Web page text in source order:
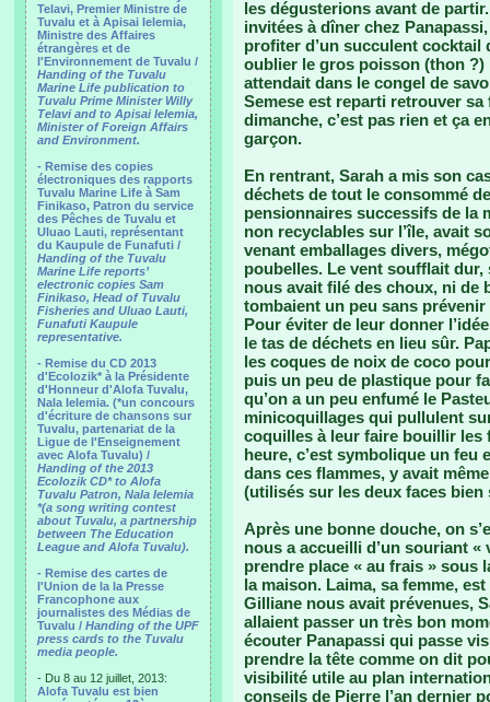
Telavi, Premier Ministre de
Tuvalu et à Apisai Ielemia,
Ministre des Affaires
étrangères et de
l'Environnement de Tuvalu /
Handing of the Tuvalu
Marine Life publication to
Tuvalu Prime Minister Willy
Telavi and to Apisai Ielemia,
Minister of Foreign Affairs
and Environment.
- Remise des copies
électroniques des rapports
Tuvalu Marine Life à Sam
Finikaso, Patron du service
des Pêches de Tuvalu et
Uluao Lauti, représentant
du Kaupule de Funafuti /
Handing of the Tuvalu
Marine Life reports’
electronic copies Sam
Finikaso, Head of Tuvalu
Fisheries and Uluao Lauti,
Funafuti Kaupule
representative.
- Remise du CD 2013
d'Ecolozik* à la Présidente
d'Honneur d'Alofa Tuvalu,
Nala Ielemia. (*un concours
d'écriture de chansons sur
Tuvalu, partenariat de la
Ligue de l'Enseignement
avec Alofa Tuvalu) /
Handing of the 2013
Ecolozik CD* to Alofa
Tuvalu Patron, Nala Ielemia
*(a song writing contest
about Tuvalu, a partnership
between The Education
League and Alofa Tuvalu).
- Remise des cartes de
l'Union de la la Presse
Francophone aux
journalistes des Médias de
Tuvalu / Handing of the UPF
press cards to the Tuvalu
media people.
- Du 8 au 12 juillet, 2013:
Alofa Tuvalu est bien
les dégusterions avant de
invitées à dîner chez
profiter d’un succulent cocktail
oublier le gros poisson (thon ?)
attendait dans le congel de
Semese est reparti retrouver
dimanche, c’est pas rien et ça
garçon.
En rentrant, Sarah a mis son
déchets de tout le consommé
pensionnaires successifs de la
non recyclables sur l’île, avait
venant emballages divers,
poubelles. Le vent soufflait dur,
nous avait filé des choux, ni de
tombaient un peu sans
Pour éviter de leur donner
le tas de déchets en lieu sûr.
les coques de noix de coco
puis un peu de plastique pour
qu’on a un peu enfumé le
minicoquillages qui pullulent
coquilles à leur faire bouillir les
heure, c’est symbolique un feu
dans ces flammes, y avait
(utilisés sur les deux faces bien
Après une bonne douche, on
nous a accueilli d’un souriant
prendre place « au frais » sous
la maison. Laima, sa femme,
Gilliane nous avait prévenues,
allaient passer un très bon
écouter Panapassi qui passe
prendre la tête comme on dit
visibilité utile au plan
conseils de Pierre l’an dernier